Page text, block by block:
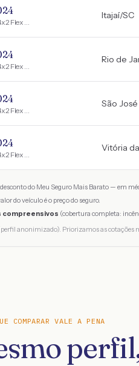
Renegade Sport T270 1.3 TB 4x2 Flex Aut.
Itajaí/SC
Renegade Sport T270 1.3 TB 4x2 Flex Aut.
Rio de
Renegade Long. T270 1.3 TB 4x2 Flex Aut.
São
Renegade Sport T270 1.3 TB 4x2 Flex Aut.
Vitória
do Meu Seguro Mais Barato — em
do veículo é o preço do seguro.
compreensivos (cobertura completa:
anonimizado). Priorizamos as cotações
COMPARAR VALE A PENA